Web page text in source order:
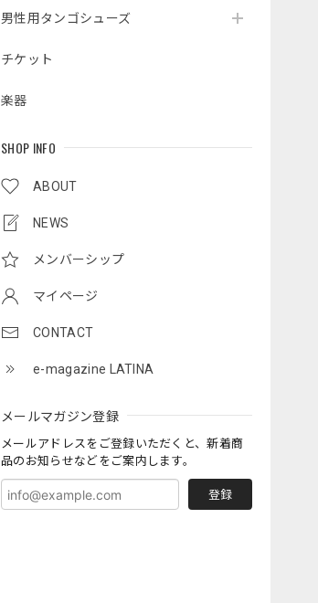
男性用タンゴシューズ
チケット
楽器
SHOP INFO
ABOUT
NEWS
メンバーシップ
マイページ
CONTACT
e-magazine LATINA
メールマガジン登録
メールアドレスをご登録いただくと、新着商
品のお知らせなどをご案内します。
登録